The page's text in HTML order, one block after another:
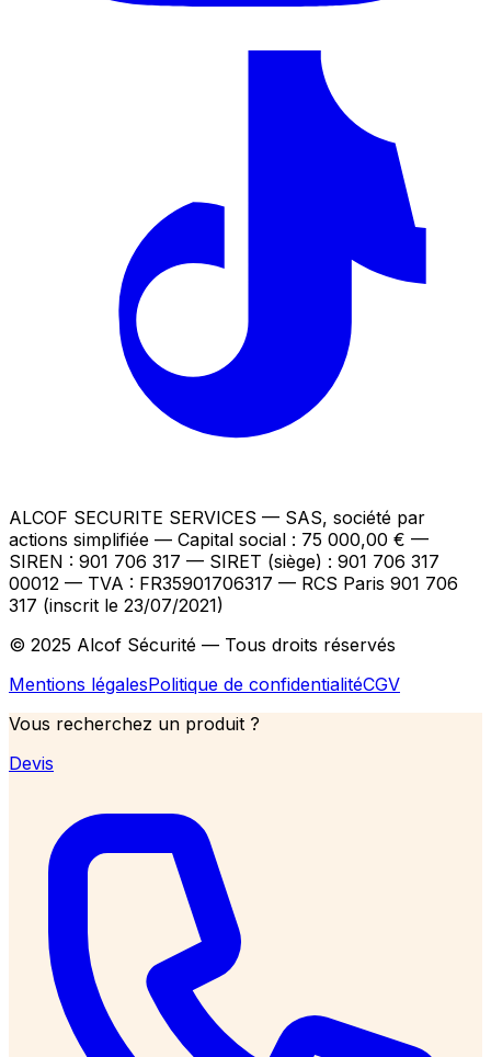
ALCOF SECURITE SERVICES — SAS, société par
actions simplifiée — Capital social : 75 000,00 € —
SIREN : 901 706 317 — SIRET (siège) : 901 706 317
00012 — TVA : FR35901706317 — RCS Paris 901 706
317 (inscrit le 23/07/2021)
© 2025 Alcof Sécurité — Tous droits réservés
Mentions légalesPolitique de confidentialitéCGV
Vous recherchez un produit ?
Devis